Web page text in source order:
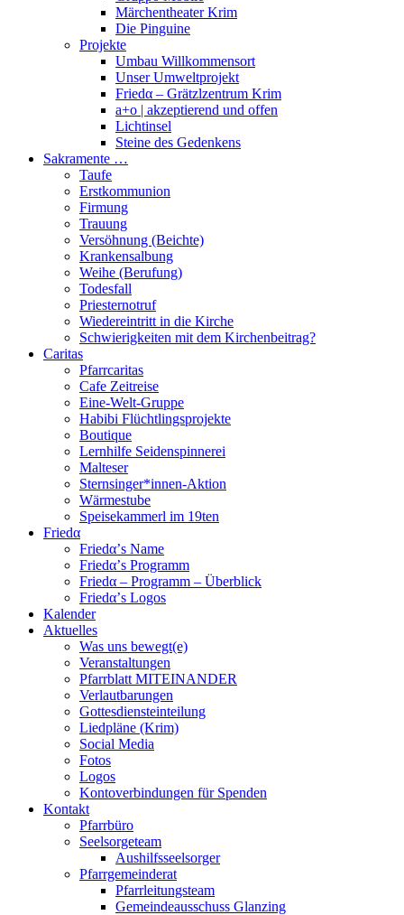
Märchentheater Krim
Die Pinguine
Projekte
Umbau Willkommensort
Unser Umweltprojekt
Friedα – Grätzlzentrum Krim
a+o | akzeptierend und offen
Lichtinsel
Steine des Gedenkens
Sakramente …
Taufe
Erstkommunion
Firmung
Trauung
Versöhnung (Beichte)
Krankensalbung
Weihe (Berufung)
Todesfall
Priesternotruf
Wiedereintritt in die Kirche
Schwierigkeiten mit dem Kirchenbeitrag?
Caritas
Pfarrcaritas
Cafe Zeitreise
Eine-Welt-Gruppe
Habibi Flüchtlingsprojekte
Boutique
Lernhilfe Seidenspinnerei
Malteser
Sternsinger*innen-Aktion
Wärmestube
Speisekammerl im 19ten
Friedα
Friedα’s Name
Friedα’s Programm
Friedα – Programm – Überblick
Friedα’s Logos
Kalender
Aktuelles
Was uns bewegt(e)
Veranstaltungen
Pfarrblatt MITEINANDER
Verlautbarungen
Gottesdiensteinteilung
Liedpläne (Krim)
Social Media
Fotos
Logos
Kontoverbindungen für Spenden
Kontakt
Pfarrbüro
Seelsorgeteam
Aushilfsseelsorger
Pfarrgemeinderat
Pfarrleitungsteam
Gemeindeausschuss Glanzing